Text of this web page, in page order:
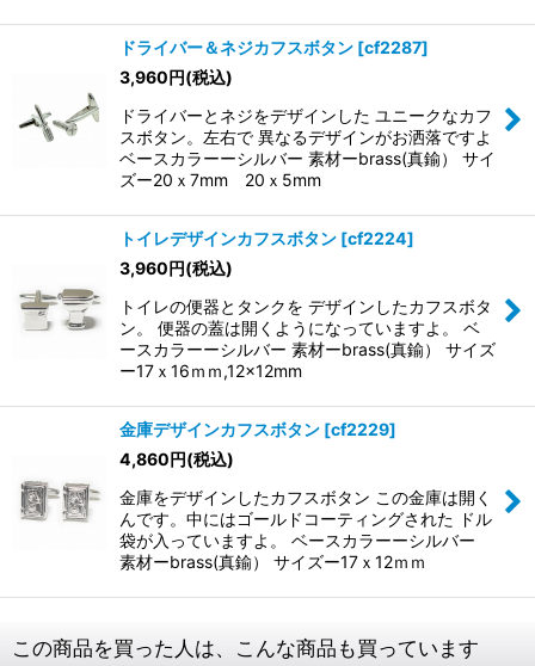
ドライバー＆ネジカフスボタン [cf2287]
3,960円(税込)
ドライバーとネジをデザインした ユニークなカフ
スボタン。左右で 異なるデザインがお洒落ですよ
ベースカラーーシルバー 素材ーbrass(真鍮） サイ
ズー20ｘ7mm 20ｘ5mm
トイレデザインカフスボタン [cf2224]
3,960円(税込)
トイレの便器とタンクを デザインしたカフスボタ
ン。 便器の蓋は開くようになっていますよ。 ベ
ースカラーーシルバー 素材ーbrass(真鍮） サイズ
ー17ｘ16ｍｍ,12x12mm
金庫デザインカフスボタン [cf2229]
4,860円(税込)
金庫をデザインしたカフスボタン この金庫は開く
んです。中にはゴールドコーティングされた ドル
袋が入っていますよ。 ベースカラーーシルバー
素材ーbrass(真鍮） サイズー17ｘ12ｍｍ
この商品を買った人は、こんな商品も買っています